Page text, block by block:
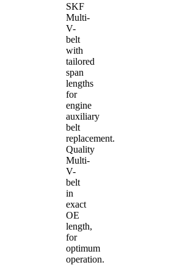
SKF
Multi-
V-
belt
with
tailored
span
lengths
for
engine
auxiliary
belt
replacement.
Quality
Multi-
V-
belt
in
exact
OE
length,
for
optimum
operation.